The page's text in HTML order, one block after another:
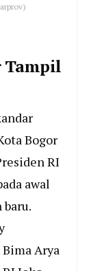
Tampil
Bogor
RI
awal
Arya